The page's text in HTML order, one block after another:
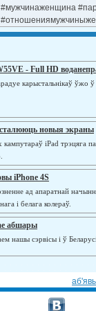
#мужчинаженщина
- Full HD
карыстальнікаў ўжо ў
новыя экраны
iPad трэцяга
iPhone 4S
ад апаратнай
і белага колераў.
абшары
нашы сэрвісы і ў Беларусі